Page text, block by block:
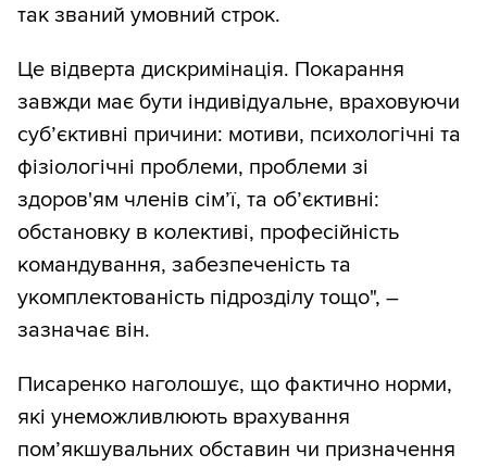
так званий умовний строк.
Це відверта дискримінація. Покарання
завжди має бути індивідуальне, враховуючи
субʼєктивні причини: мотиви, психологічні та
фізіологічні проблеми, проблеми зі
здоров'ям членів сімʼї, та обʼєктивні:
обстановку в колективі, професійність
командування, забезпеченість та
укомплектованість підрозділу тощо", –
зазначає він.
Писаренко наголошує, що фактично норми,
які унеможливлюють врахування
пом’якшувальних обставин чи призначення